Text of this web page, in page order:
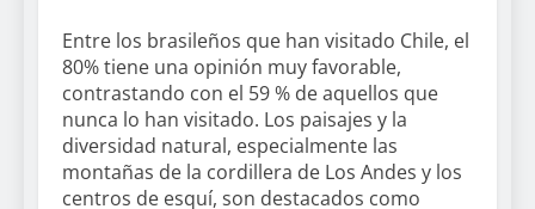
Entre los brasileños que han visitado Chile, el
80% tiene una opinión muy favorable,
contrastando con el 59 % de aquellos que
nunca lo han visitado. Los paisajes y la
diversidad natural, especialmente las
montañas de la cordillera de Los Andes y los
centros de esquí, son destacados como